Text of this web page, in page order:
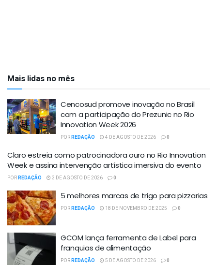
Mais lidas no mês
Cencosud promove inovação no Brasil
com a participação do Prezunic no Rio
Innovation Week 2026
PORREDAÇÃO 4 DE AGOSTO DE 2026 0
Claro estreia como patrocinadora ouro no Rio Innovation
Week e assina intervenção artística imersiva do evento
PORREDAÇÃO 3 DE AGOSTO DE 2026 0
5 melhores marcas de trigo para pizzarias
PORREDAÇÃO 18 DE NOVEMBRO DE 2025 0
GCOM lança ferramenta de Label para
franquias de alimentação
PORREDAÇÃO 5 DE AGOSTO DE 2026 0